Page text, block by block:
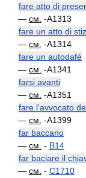
fare atto di
— см. -A1313
fare un atto di
— см. -A1314
fare un autodafé
— см. -A1341
farsi avanti
— см. -A1351
fare l'avvocato
— см. -A1399
far baccano
— см. - B14
far baciare il
— см. - C1710